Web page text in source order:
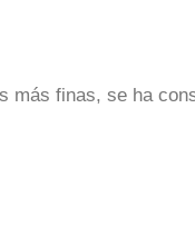
finas, se ha